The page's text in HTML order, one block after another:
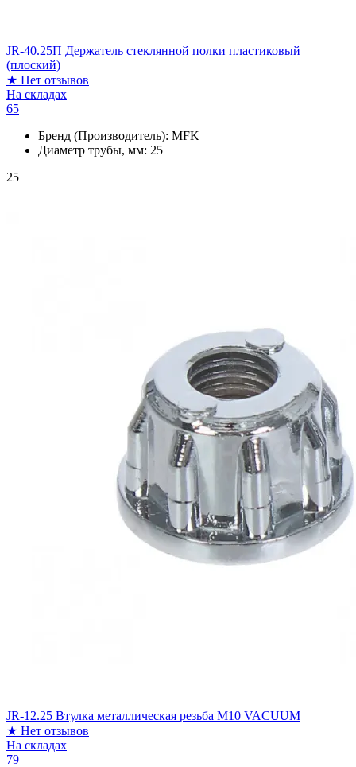
JR-40.25П Держатель стеклянной полки пластиковый
(плоский)
★ Нет отзывов
На складах
65
Бренд (Производитель): MFK
Диаметр трубы, мм: 25
25
JR-12.25 Втулка металлическая резьба М10 VACUUM
★ Нет отзывов
На складах
79